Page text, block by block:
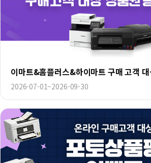
이마트&홈플러스&하이마트 구매 고객
2026-07-01~2026-09-30